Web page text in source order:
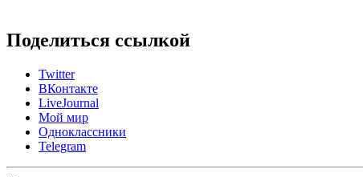
Поделиться ссылкой
Twitter
ВКонтакте
LiveJournal
Мой мир
Одноклассники
Telegram